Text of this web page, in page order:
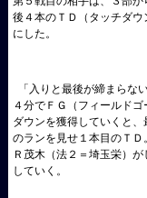
後４本のＴＤ（タッチダ
にした。
「入りと最後が締まらな
４分でＦＧ（フィールド
ダウンを獲得していくと
のランを見せ１本目のＴ
Ｒ茂木（法２＝埼玉栄）
していく。